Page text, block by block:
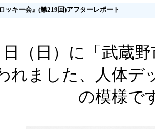
ッキー会』(第219回)アフターレポート
日（日）に「武蔵
れました、人体デ
の模様で